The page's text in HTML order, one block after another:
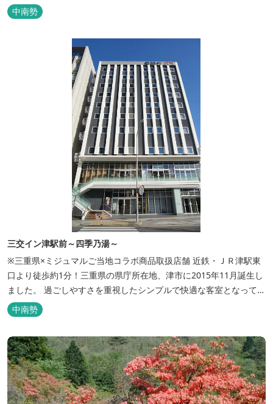
中南勢
三交イン津駅前～四季乃湯～
※三重県×ミジュマルご当地コラボ商品取扱店舗 近鉄・ＪＲ津駅東
口より徒歩約1分！三重県の県庁所在地、津市に2015年11月誕生し
ました。 過ごしやすさを重視したシンプルで快適な客室となってお
り、ベッドはワイドなサイズで、羽毛布団をご用意。女性にやさし
いアメニティグッズを取り揃えており、連泊の方用にコインランド
リーもあります。 ご宿泊者専用の人工温泉大浴場「四季乃湯」で
は、がんばった...
中南勢